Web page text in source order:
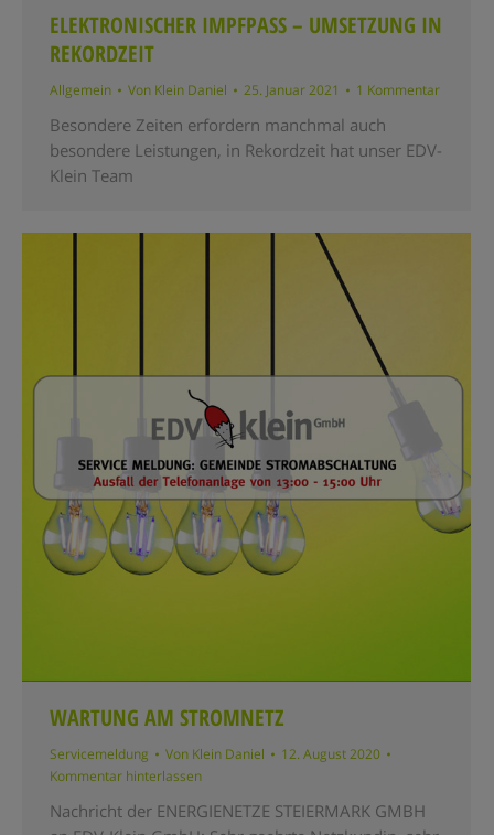
ELEKTRONISCHER IMPFPASS – UMSETZUNG IN
REKORDZEIT
Allgemein Von Klein Daniel 25. Januar 2021 1 Kommentar
Besondere Zeiten erfordern manchmal auch
besondere Leistungen, in Rekordzeit hat unser EDV-
Klein Team
WARTUNG AM STROMNETZ
Servicemeldung Von Klein Daniel
12. August 2020
Kommentar hinterlassen
Nachricht der ENERGIENETZE STEIERMARK GMBH